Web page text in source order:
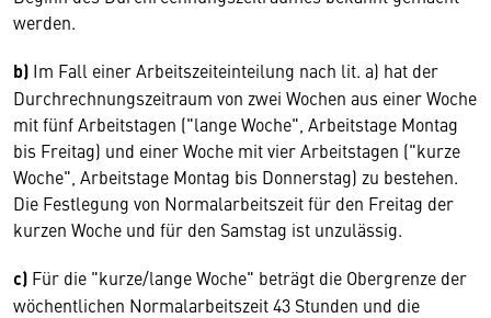
werden.
b) Im Fall einer Arbeitszeiteinteilung nach lit. a) hat der
Durchrechnungszeitraum von zwei Wo­chen aus einer Woche
mit fünf Arbeitstagen ("lange Woche", Arbeitstage Montag
bis Freitag) und einer Woche mit vier Arbeitstagen ("kurze
Woche", Arbeitstage Montag bis Donnerstag) zu bestehen.
Die Festlegung von Normalarbeitszeit für den Frei­tag der
kurzen Woche und für den Samstag ist unzulässig.
c) Für die "kurze/lange Woche" beträgt die Ober­grenze der
wöchentlichen Normalarbeitszeit 43 Stunden und die